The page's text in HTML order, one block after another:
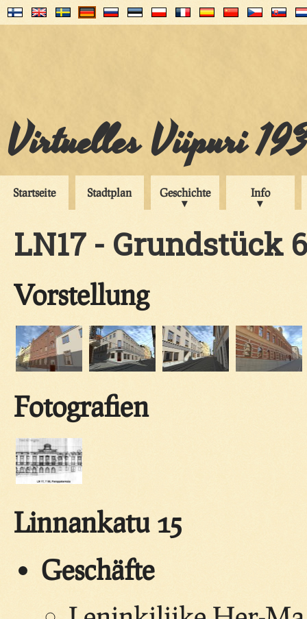
Virtuelles Viipuri
Startseite Stadtplan Geschichte Info
LN17 - Grundstück
Vorstellung
Fotografien
Linnankatu 15
Geschäfte